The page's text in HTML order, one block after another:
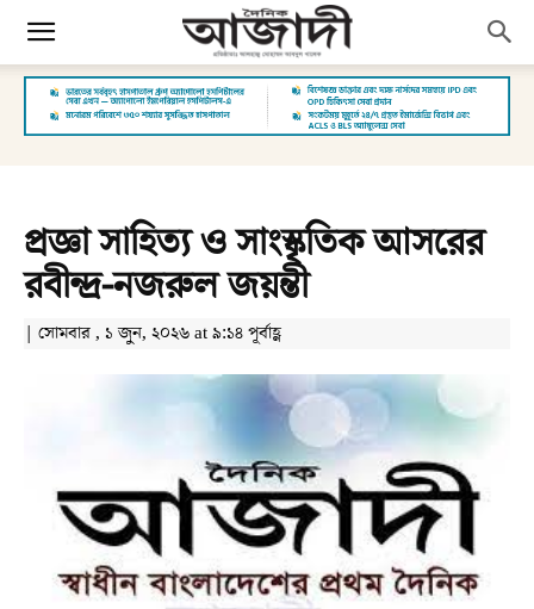
প্রজ্ঞা সাহিত্য ও সাংস্কৃতিক আসরের
রবীন্দ্র-নজরুল জয়ন্তী
| সোমবার , ১ জুন, ২০২৬ at ৯:১৪ পূর্বাহ্ণ